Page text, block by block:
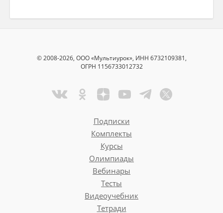
© 2008-2026, ООО «Мультиурок», ИНН 6732109381,
ОГРН 1156733012732
Подписки
Комплекты
Курсы
Олимпиады
Вебинары
Тесты
Видеоучебник
Тетради